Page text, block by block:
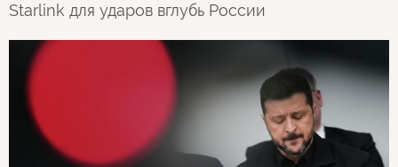
Starlink для ударов вглубь России